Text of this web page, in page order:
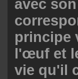
avec
principe
l'œuf et
vie qu'il